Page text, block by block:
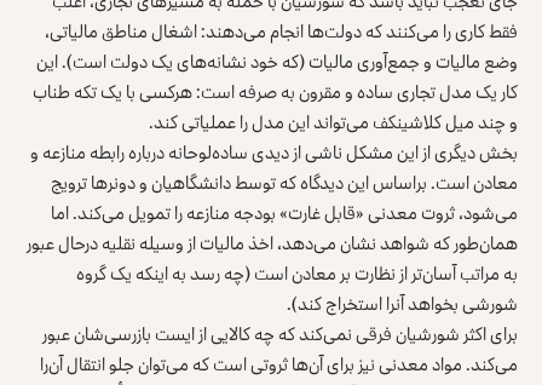
فقط کاری را می‌کنند که دولت‌ها انجام می‌دهند: اشغال مناطق مالیاتی،
وضع مالیات و جمع‌آوری مالیات (که خود نشانه‌های یک دولت است). این
کار یک مدل تجاری ساده و مقرون به صرفه است: هرکسی با یک تکه طناب
و چند میل کلاشینکف می‌تواند این مدل را عملیاتی کند.
بخش دیگری از این مشکل ناشی از دیدی ساده‌لوحانه درباره رابطه منازعه و
معادن است. براساس این دیدگاه که توسط دانشگاهیان و دونرها ترویج
می‌شود، ثروت معدنی «قابل غارت» بودجه منازعه را تمویل می‌کند. اما
همان‌طور که شواهد نشان می‌دهد، اخذ مالیات از وسیله نقلیه درحال عبور
به مراتب آسان‌تر از نظارت بر معادن است (چه رسد به اینکه یک گروه
شورشی بخواهد آنرا استخراج کند).
برای اکثر شورشیان فرقی نمی‌کند که چه کالایی از ایست بازرسی‌شان عبور
می‌کند. مواد معدنی نیز برای آن‌ها ثروتی است که می‌توان جلو انتقال آن‌را